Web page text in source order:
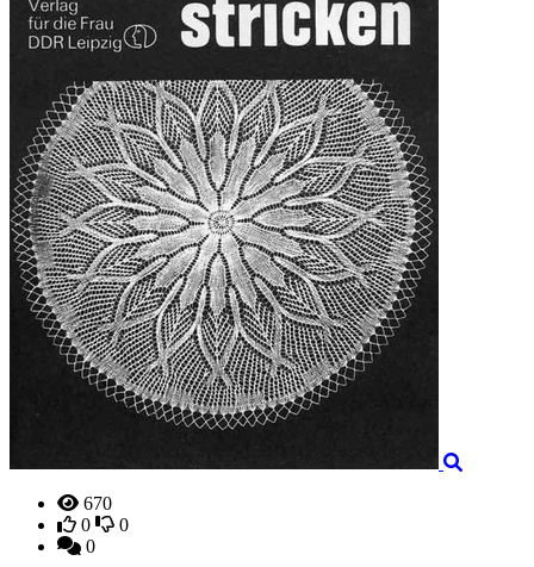
670
0
0
0